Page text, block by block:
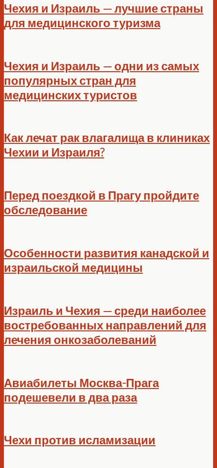
Чехия и Израиль — лучшие страны
для медицинского туризма
Чехия и Израиль — одни из самых
популярных стран для
медицинских туристов
Как лечат рак влагалища в клиниках
Чехии и Израиля?
Перед поездкой в Прагу пройдите
обследование
Особенности развития канадской и
израильской медицины
Израиль и Чехия — среди наиболее
востребованных направлений для
лечения онкозаболеваний
Авиабилеты Москва-Прага
подешевели в два раза
Чехи против исламизации